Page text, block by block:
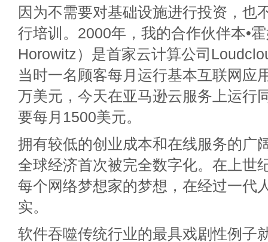
因为不需要对基础设施进行投资，也
行培训。2000年，我的合作伙伴本•
Horowitz）是首家云计算公司
当时一名顾客每月运行基本互联网应
万美元，今天在亚马逊云服务上运行
要每月1500美元。
拥有较低的创业成本和在线服务的广
全球经济首次被完全数字化。在上世
每个网络梦想家的梦想，在经过一代
实。
软件吞噬传统行业的最具戏剧性例子